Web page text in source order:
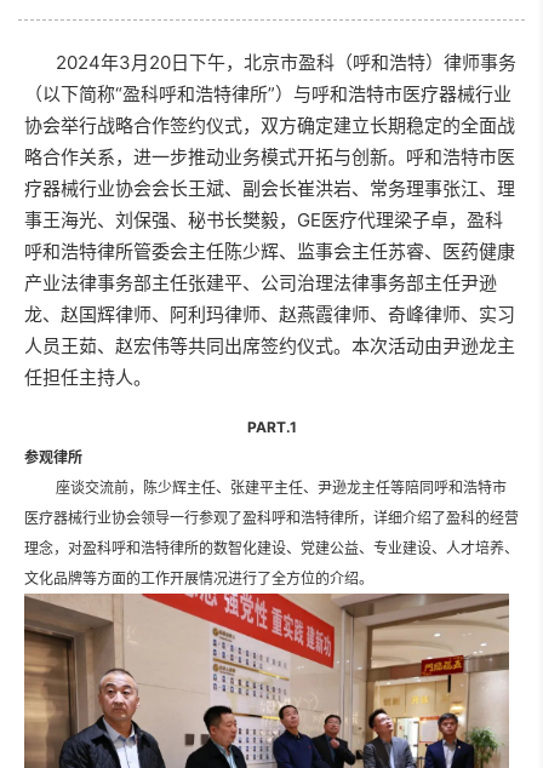
2024年3月20日下午，北京市盈科（呼和浩特）律师事务
（以下简称“盈科呼和浩特律所”）与呼和浩特市医疗器械行业
协会举行战略合作签约仪式，双方确定建立长期稳定的全面战
略合作关系，进一步推动业务模式开拓与创新。呼和浩特市医
疗器械行业协会会长王斌、副会长崔洪岩、常务理事张江、理
事王海光、刘保强、秘书长樊毅，GE医疗代理梁子卓，盈科
呼和浩特律所管委会主任陈少辉、监事会主任苏睿、医药健康
产业法律事务部主任张建平、公司治理法律事务部主任尹逊
龙、赵国辉律师、阿利玛律师、赵燕霞律师、奇峰律师、实习
人员王茹、赵宏伟等共同出席签约仪式。本次活动由尹逊龙主
任担任主持人。
PART.1
参观律所
座谈交流前，陈少辉主任、张建平主任、尹逊龙主任等陪同呼和浩特市
医疗器械行业协会领导一行参观了盈科呼和浩特律所，详细介绍了盈科的经营
理念，对盈科呼和浩特律所的数智化建设、党建公益、专业建设、人才培养、
文化品牌等方面的工作开展情况进行了全方位的介绍。